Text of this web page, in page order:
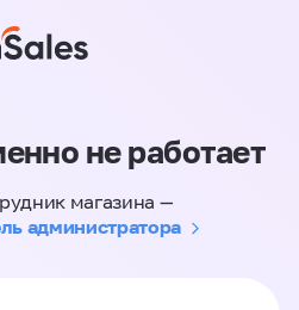
не работает
магазина —
администратора